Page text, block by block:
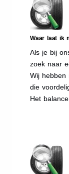
Waar laat ik
Als je bij
zoek naar
Wij hebben
die
Het